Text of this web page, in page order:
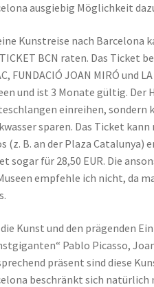
ausgiebig Möglichkeit
Kunstreise nach Barcelona
BCN raten. Das Ticket
FUNDACIÓ JOAN MIRÓ und
und ist 3 Monate gültig.
einreihen, sondern
sparen. Das Ticket
(z. B. an der Plaza Catalunya)
sogar für 28,50 EUR. Die
empfehle ich nicht, da
die Kunst und den prägenden
Pablo Picasso,
präsent sind diese
beschränkt sich natürlich